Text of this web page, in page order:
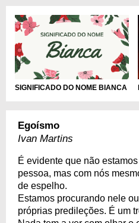
SIGNIFICADO DO NOME BIANCA
Egoísmo
Ivan Martins
É evidente que não
pessoa, mas com nós
de espelho.
Estamos procurando nele
próprias predileções. É um